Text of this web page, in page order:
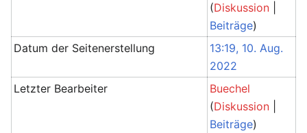
(Diskussion
Beiträge)
Datum der Seitenerstellung
13:19, 10. Aug.
2022
Letzter Bearbeiter
Buechel
(Diskussion
Beiträge)